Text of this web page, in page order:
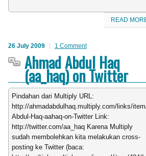
READ
26 July 2009 1 Comment
Ahmad Abdul Haq
(aa_haq) on Twitter
Pindahan dari Multiply URL:
http://ahmadabdulhaq.multiply.com/links/item/
Abdul-Haq-aahaq-on-Twitter Link:
http://twitter.com/aa_haq Karena Multiply
sudah membolehkan kita melakukan cross-
posting ke Twitter (baca: